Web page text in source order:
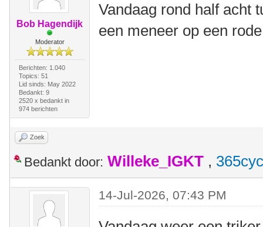
Bob Hagendijk
Moderator
Berichten: 1.040
Topics: 51
Lid sinds: May 2022
Bedankt: 9
2520 x bedankt in
974 berichten
Vandaag rond half acht
een meneer op een
Zoek
Bedankt door: Willeke_IGKT ,
14-Jul-2026, 07:43 PM